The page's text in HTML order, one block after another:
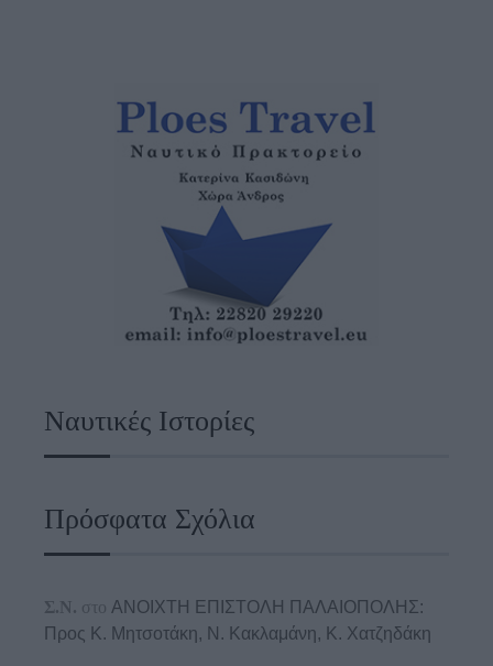
Ναυτικές Ιστορίες
Πρόσφατα Σχόλια
Σ.Ν. στο ΑΝΟΙΧΤΗ ΕΠΙΣΤΟΛΗ ΠΑΛΑΙΟΠΟΛΗΣ:
Προς K. Μητσοτάκη, N. Κακλαμάνη, K. Χατζηδάκη